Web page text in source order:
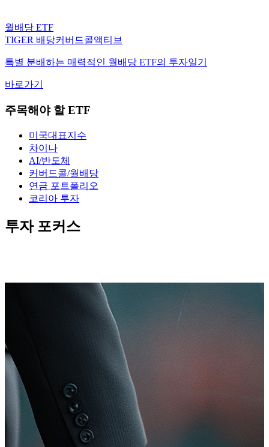
월배당 ETF
TIGER 배당커버드콜액티브
특별 분배하는 매력적인 월배당 ETF의 투자일기
바로가기
주목해야 할 ETF
미국대표지수
차이나
AI/반도체
커버드콜/월배당
연금 포트폴리오
코리아 투자
투자 포커스